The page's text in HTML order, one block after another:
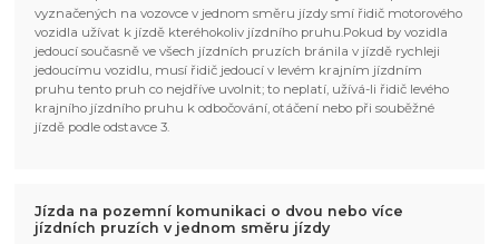
vyznačených na vozovce v jednom směru jízdy smí řidič motorového
vozidla užívat k jízdě kteréhokoliv jízdního pruhu.Pokud by vozidla
jedoucí současně ve všech jízdních pruzích bránila v jízdě rychleji
jedoucímu vozidlu, musí řidič jedoucí v levém krajním jízdním
pruhu tento pruh co nejdříve uvolnit; to neplatí, užívá-li řidič levého
krajního jízdního pruhu k odbočování, otáčení nebo při souběžné
jízdě podle odstavce 3.
Jízda na pozemní komunikaci o dvou nebo více
jízdních pruzích v jednom směru jízdy